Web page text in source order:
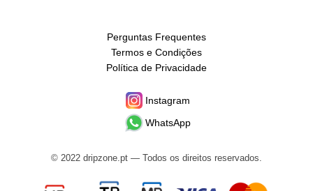
Perguntas Frequentes
Termos e Condições
Política de Privacidade
Instagram
WhatsApp
© 2022 dripzone.pt — Todos os direitos reservados.